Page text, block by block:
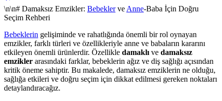
\n\n# Damaksız Emzikler: BebeklerveAnne-Baba İçin Doğru
Seçim Rehberi
Bebeklerin gelişiminde ve rahatlığında önemli bir rol oynayan
emzikler, farklı türleri ve özellikleriyle anne ve babaların kararını
etkileyen önemli ürünlerdir. Özellikle damaklıve damaksız
emzikler arasındaki farklar, bebeklerin ağız ve diş sağlığı açısından
kritik öneme sahiptir. Bu makalede, damaksız emziklerin ne olduğu,
sağlığa etkileri ve doğru seçim için dikkat edilmesi gereken noktaları
detaylandıracağız.